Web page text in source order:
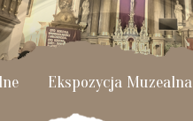
Ekspozycja Muzealna